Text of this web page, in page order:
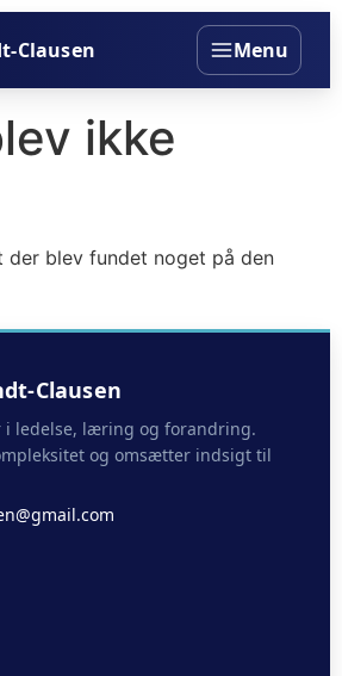
Clausen Menu
ikke
der blev fundet noget på den
Clausen
i ledelse, læring og forandring.
og omsætter indsigt til